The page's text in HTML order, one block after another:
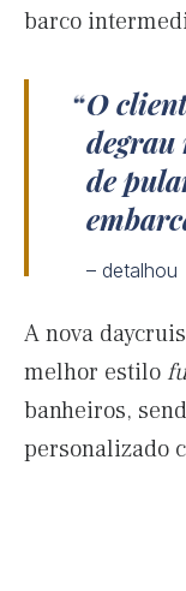
barco
O
de
– detalhou
A nova
melhor estilo
banheiros,
personalizado